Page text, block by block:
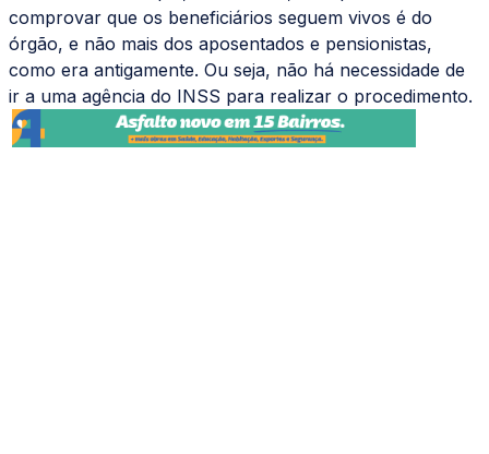
comprovar que os beneficiários seguem vivos é do
órgão, e não mais dos aposentados e pensionistas,
como era antigamente. Ou seja, não há necessidade de
ir a uma agência do INSS para realizar o procedimento.